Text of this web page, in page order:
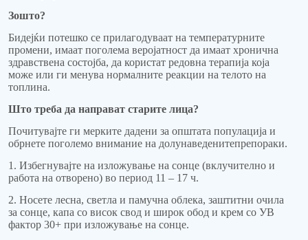
Зошто?
Бидејќи потешко се прилагодуваат на температурните
промени, имаат поголема веројатност да имаат хронична
здравствена состојба, да користат редовна терапија која
може или ги менува нормалните реакции на телото на
топлина.
Што треба да направат старите лица?
Почитувајте ги мерките дадени за општата популација и
обрнете поголемо внимание на долунаведенитепрепораки.
1. Избегнувајте на изложување на сонце (вклучително и
работа на отворено) во период 11 – 17 ч.
2. Носете лесна, светла и памучна облека, заштитни очила
за сонце, капа со висок свод и широк обод и крем со УВ
фактор 30+ при изложување на сонце.